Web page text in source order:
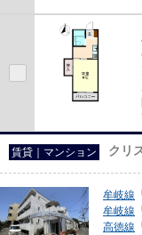
賃貸｜マンション クリ
牟岐線 「
牟岐線 「
高徳線 「